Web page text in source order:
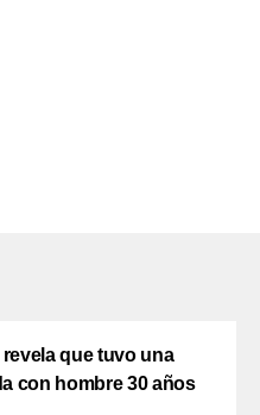
que tuvo una
con hombre 30 años